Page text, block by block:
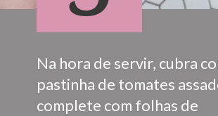
Na hora de servir, cubra
pastinha de tomates
complete com folhas de